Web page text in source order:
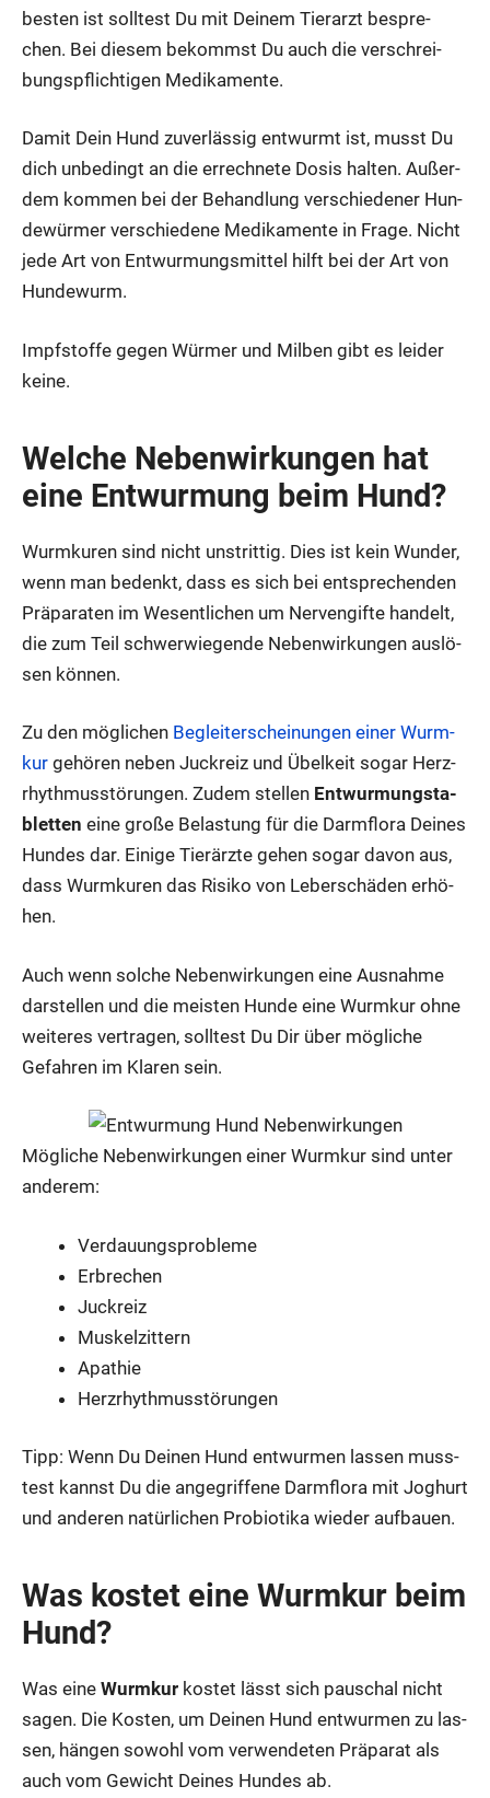
bes­ten ist soll­test Du mit Dei­nem Tier­arzt bespre­
chen. Bei die­sem bekommst Du auch die ver­schrei­
bungs­pflich­ti­gen Medi­ka­men­te.
Damit Dein Hund zuver­läs­sig ent­wurmt ist, musst Du
dich unbe­dingt an die errech­ne­te Dosis hal­ten. Außer­
dem kom­men bei der Behand­lung ver­schie­de­ner Hun­
de­wür­mer ver­schie­de­ne Medi­ka­men­te in Fra­ge. Nicht
jede Art von Ent­wur­mungs­mit­tel hilft bei der Art von
Hun­de­wurm.
Impf­stof­fe gegen Wür­mer und Mil­ben gibt es lei­der
kei­ne.
Wel­che Neben­wir­kun­gen hat
eine Ent­wur­mung beim Hund?
Wurm­ku­ren sind nicht unstrit­tig. Dies ist kein Wun­der,
wenn man bedenkt, dass es sich bei ent­spre­chen­den
Prä­pa­ra­ten im Wesent­li­chen um Ner­ven­gif­te han­delt,
die zum Teil schwer­wie­gen­de Neben­wir­kun­gen aus­lö­
sen kön­nen.
Zu den mög­li­chen Begleit­erschei­nun­gen einer Wurm­
kur gehö­ren neben Juck­reiz und Übel­keit sogar Herz­
rhyth­mus­stö­run­gen. Zudem stel­len Ent­wur­mungs­ta­
blet­ten eine gro­ße Belas­tung für die Darm­flo­ra Dei­nes
Hun­des dar. Eini­ge Tier­ärz­te gehen sogar davon aus,
dass Wurm­ku­ren das Risi­ko von Leber­schä­den erhö­
hen.
Auch wenn sol­che Neben­wir­kun­gen eine Aus­nah­me
dar­stel­len und die meis­ten Hun­de eine Wurm­kur ohne
wei­te­res ver­tra­gen, soll­test Du Dir über mög­li­che
Gefah­ren im Kla­ren sein.
Mög­li­che Neben­wir­kun­gen einer Wurm­kur sind unter
ande­rem:
Ver­dau­ungs­pro­ble­me
Erbre­chen
Juck­reiz
Mus­kel­zit­tern
Apa­thie
Herz­rhyth­mus­stö­run­gen
Tipp: Wenn Du Dei­nen Hund ent­wur­men las­sen muss­
test kannst Du die ange­grif­fe­ne Darm­flo­ra mit Joghurt
und ande­ren natür­li­chen Pro­bio­ti­ka wie­der auf­bau­en.
Was kos­tet eine Wurm­kur beim
Hund?
Was eine Wurm­kur kos­tet lässt sich pau­schal nicht
sagen. Die Kos­ten, um Dei­nen Hund ent­wur­men zu las­
sen, hän­gen sowohl vom ver­wen­de­ten Prä­pa­rat als
auch vom Gewicht Dei­nes Hun­des ab.